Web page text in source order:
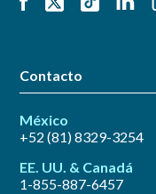
Contacto
México
+52 (81) 8329-3254
EE. UU. & Canadá
1-855-887-6457